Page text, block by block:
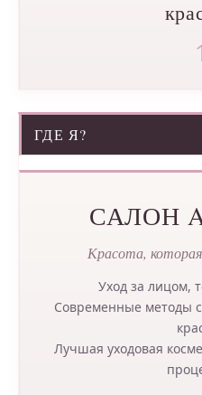
ГДЕ Я?
САЛОН
Красота,
Уход за лицом,
Современные методы
Лучшая уходовая